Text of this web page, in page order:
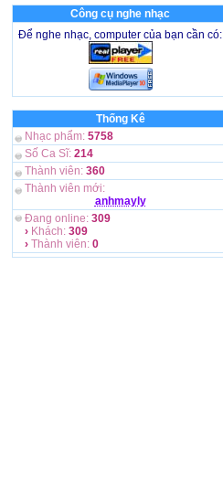
Công cụ nghe nhạc
Để nghe nhạc, computer của bạn cần có:
Thống Kê
Nhạc phẩm: 5758
Số Ca Sĩ: 214
Thành viên: 360
Thành viên mới:
anhmayly
Đang online: 309
› Khách: 309
› Thành viên: 0